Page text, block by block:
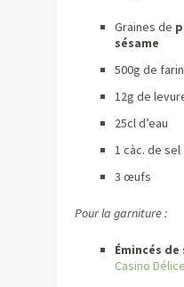
Graines de
sésame
500g de
12g de
25cl d’eau
1 càc. de sel
3 œufs
Pour la
Émincés
Casino